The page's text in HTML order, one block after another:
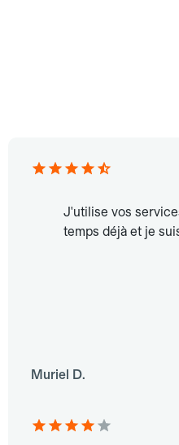
J'utilise vos
temps déjà et je
Muriel D.